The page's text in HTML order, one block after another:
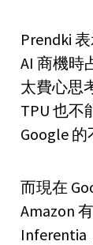
Prendki
AI 商機時
太費心思
TPU 也不
Google 的
而現在
Amazon
Inferentia